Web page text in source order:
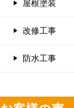
屋根塗装
改修工事
防水工事